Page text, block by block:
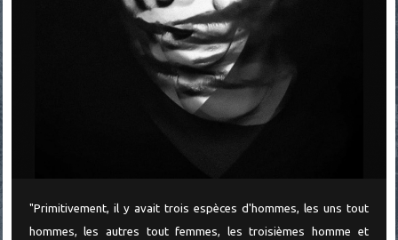
"Primitivement, il y avait trois espèces d'hommes, les uns tout
hommes, les autres tout femmes, les troisièmes homme et